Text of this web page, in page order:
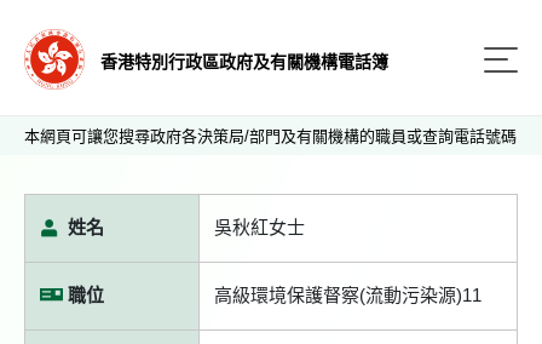
香港特別行政區政府及有關機構電話簿
本網頁可讓您搜尋政府各決策局/部門及有關機構的職員或查詢電話號碼
姓名 吳秋紅女士
職位 高級環境保護督察(流動污染源)11